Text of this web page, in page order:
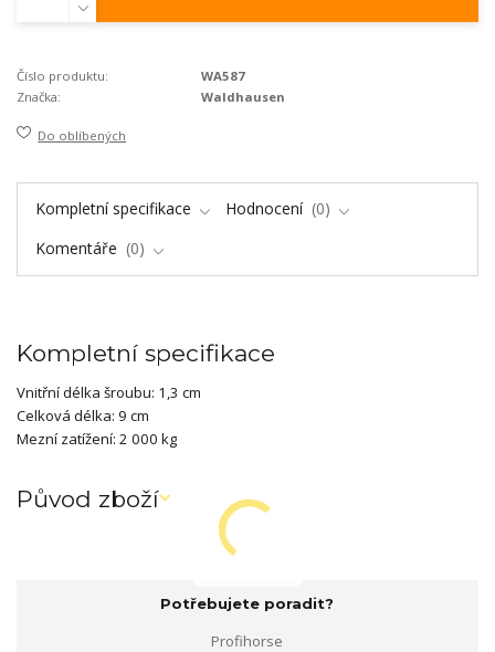
Číslo produktu:
WA587
Značka:
Waldhausen
Do oblíbených
Kompletní specifikace Hodnocení
0
Komentáře
0
Kompletní specifikace
Vnitřní délka šroubu: 1,3 cm
Celková délka: 9 cm
Mezní zatížení: 2 000 kg
Původ zboží
Potřebujete poradit?
Profihorse